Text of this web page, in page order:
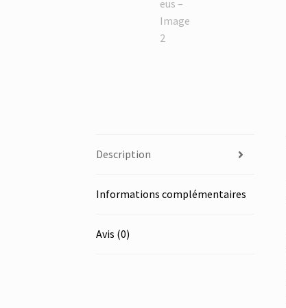
Description
Informations complémentaires
Avis (0)